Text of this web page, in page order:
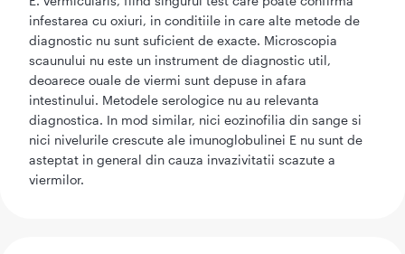
infestarea cu oxiuri, in conditiile in care alte metode de
diagnostic nu sunt suficient de exacte. Microscopia
scaunului nu este un instrument de diagnostic util,
deoarece ouale de viermi sunt depuse in afara
intestinului. Metodele serologice nu au relevanta
diagnostica. In mod similar, nici eozinofilia din sange si
nici nivelurile crescute ale imunoglobulinei E nu sunt de
asteptat in general din cauza invazivitatii scazute a
viermilor.